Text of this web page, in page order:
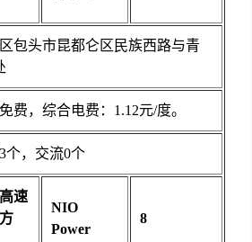
包头市昆都仑区民族西路与青
费，综合电费：1.12元/度。
个，交流0个
速
NIO
Power
8